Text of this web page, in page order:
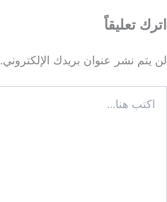
اترك تعليقاً
لن يتم نشر عنوان بريدك الإلكتروني.
هنا...